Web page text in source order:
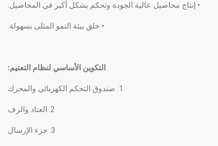
• إنتاج محاصيل عالية الجودة وتحكم بشكل أكبر في المحاصيل.
• خلق بيئة النمو المثلى بسهولة.
التكوين الأساسي لنظام التعتيم:
1. صندوق التحكم الكهربائي والمحرك
2. العتاد والرف
3. جزء الإرسال